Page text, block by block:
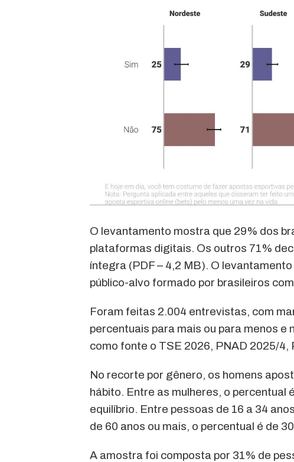
O levantamento mostra que 29% dos
plataformas digitais. Os outros 71%
íntegra (PDF – 4,2 MB). O
público-alvo formado por brasileiros
Foram feitas 2.004 entrevistas, com
percentuais para mais ou para menos
como fonte o TSE 2026, PNAD 2025/4,
No recorte por gênero, os homens
hábito. Entre as mulheres, o
equilíbrio. Entre pessoas de 16 a 34
de 60 anos ou mais, o percentual é de
A amostra foi composta por 31% de